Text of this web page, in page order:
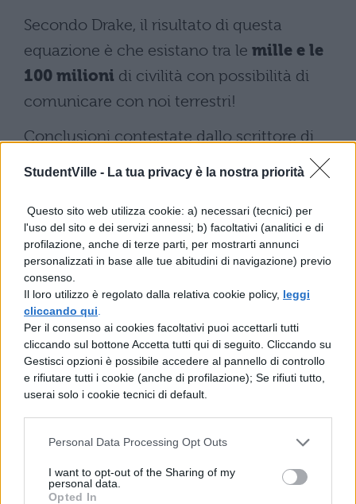
StudentVille - La tua privacy è la nostra priorità
Questo sito web utilizza cookie: a) necessari (tecnici) per
l'uso del sito e dei servizi annessi; b) facoltativi (analitici e di
profilazione, anche di terze parti, per mostrarti annunci
personalizzati in base alle tue abitudini di navigazione) previo
consenso.
Il loro utilizzo è regolato dalla relativa cookie policy, leggi
cliccando qui
Per il consenso ai cookies facoltativi puoi accettarli tutti
cliccando sul bottone Accetta tutti qui di seguito. Cliccando su
Gestisci opzioni è possibile accedere al pannello di controllo
e rifiutare tutti i cookie (anche di profilazione); Se rifiuti tutto,
userai solo i cookie tecnici di default.
Personal Data Processing Opt Outs
I want to opt-out of the Sharing of my
personal data.
Opted In
Secondo Drake, il risultato di questa
equazione è che esistano tra le mille e le
100 milioni di civilità con possibilità di
comunicare con noi terrestri!
Conclusioni contestate dallo scrittore di
libri di fantascienza David Brin ("Esistono o
Drakenon ce lo dice") ed il giornalista
scientifico T.J. Nelson ("Non è possibile
giudicare una equazione con valori ignoti. Il
suo risultato è del tutto inutile").
Critiche alle quali il buon Drake potrebbe
rispondere con un verso deiBluevertigo.
"E' praticamente ovvio che esistano altre
forme di vita…"